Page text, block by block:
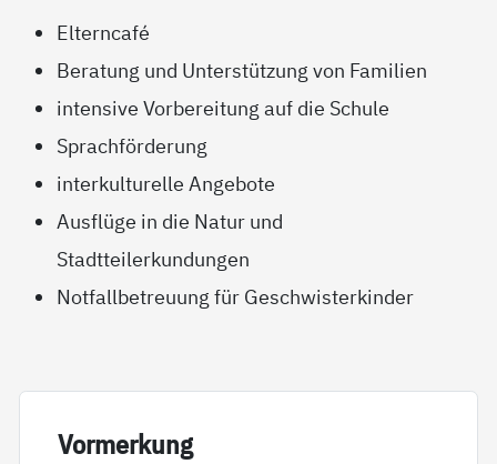
Elterncafé
Beratung und Unterstützung von Familien
intensive Vorbereitung auf die Schule
Sprachförderung
interkulturelle Angebote
Ausflüge in die Natur und
Stadtteilerkundungen
Notfallbetreuung für Geschwisterkinder
Vor­mer­kung